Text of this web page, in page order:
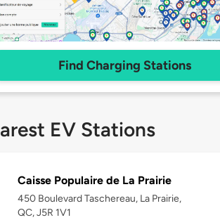
Find Charging Stations
EV Stations
Caisse Populaire de La Prairie
450 Boulevard Taschereau, La Prairie,
QC, J5R 1V1